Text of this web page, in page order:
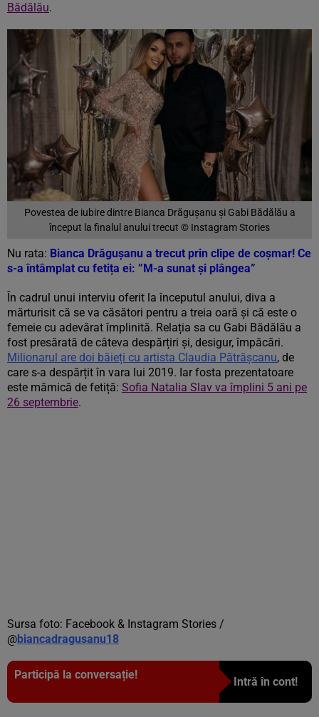
Bădălău.
Povestea de iubire dintre Bianca Drăgușanu și Gabi Bădălău a
început la finalul anului trecut © Instagram Stories
Nu rata: Bianca Drăgușanu a trecut prin clipe de coșmar! Ce
s-a întâmplat cu fetița ei: ”M-a sunat și plângea”
În cadrul unui interviu oferit la începutul anului, diva a
mărturisit că se va căsători pentru a treia oară și că este o
femeie cu adevărat împlinită. Relația sa cu Gabi Bădălău a
fost presărată de câteva despărțiri și, desigur, împăcări.
Milionarul are doi băieți cu artista Claudia Pătrășcanu, de
care s-a despărțit în vara lui 2019. Iar fosta prezentatoare
este mămică de fetiță: Sofia Natalia Slav va împlini 5 ani pe
26 septembrie.
Sursa foto: Facebook & Instagram Stories /
@biancadragusanu18
Participă la conversație!
Intră în cont!